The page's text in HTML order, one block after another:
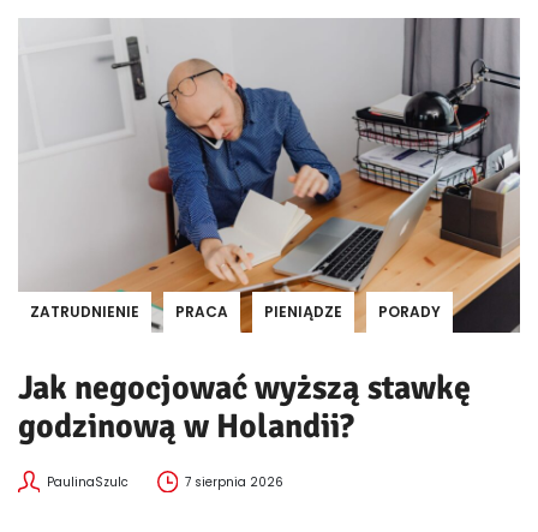
ZATRUDNIENIE PRACA PIENIĄDZE PORADY
Jak negocjować wyższą stawkę
godzinową w Holandii?
PaulinaSzulc 7 sierpnia 2026